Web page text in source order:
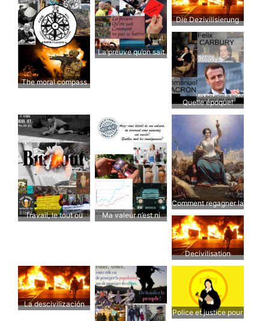
The moral compass
La preuve qu’on sait
Die Dezivilisierung
Quelle époque!
Travail, le tout ou
Ma valeur n’est ni
Comment regagner la
confiance?
Decivilisation
La descivilización
Police et justice pour